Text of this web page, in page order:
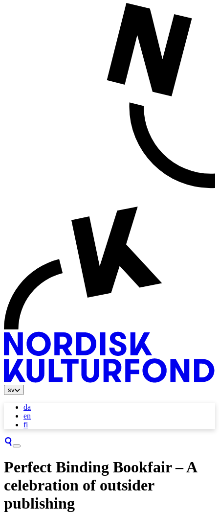
sv
da
en
fi
Perfect Binding Bookfair – A
celebration of outsider
publishing